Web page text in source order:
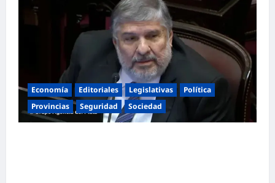
Economía Editoriales Legislativas
Política
Provincias
Seguridad Sociedad